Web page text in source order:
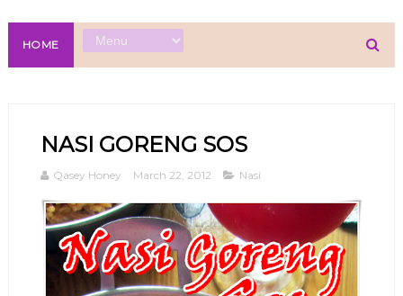
HOME
NASI GORENG SOS
Qasey Honey March 22, 2012 Nasi